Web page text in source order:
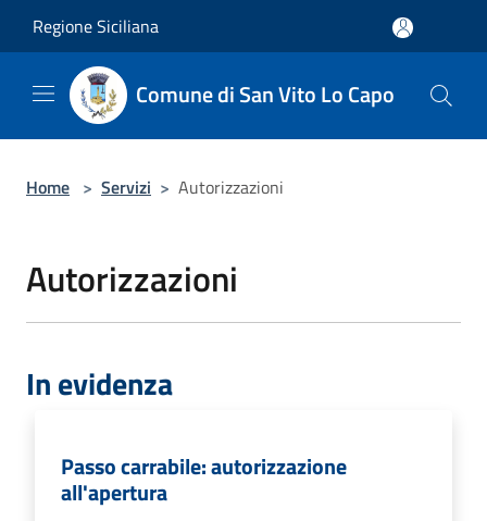
Regione Siciliana
Comune di San Vito Lo Capo
Home > Servizi > Autorizzazioni
Autorizzazioni
In evidenza
Passo carrabile: autorizzazione
all'apertura